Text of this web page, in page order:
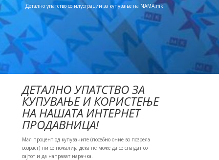
Детално упатство со илустрации за купување на NAMA.mk
ДЕТАЛНО УПАТСТВО ЗА
КУПУВАЊЕ И КОРИСТЕЊЕ
НА НАШАТА ИНТЕРНЕТ
ПРОДАВНИЦА!
Мал процент од купувачите (посебно оние во позрела
возраст) ни се пожалија дека не може да се снајдат со
сајтот и да направат нарачка.